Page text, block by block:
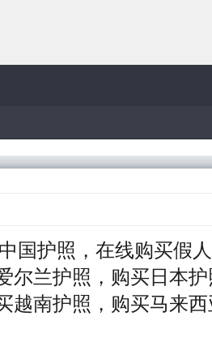
护照，在线购买假
兰护照，购买日本护
南护照，购买马来